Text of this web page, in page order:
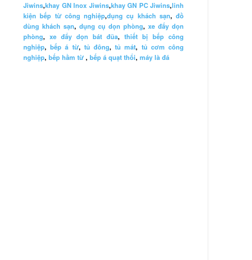
Jiwins,khay GN Inox Jiwins,khay GN PC Jiwins,linh
kiện bếp từ công nghiệp,dụng cụ khách sạn, đồ
dùng khách sạn, dụng cụ dọn phòng, xe đẩy dọn
phòng, xe đẩy dọn bát đũa, thiết bị bếp công
nghiệp,bếp á từ, tủ đông,tủ mát, tủ cơm công
nghiệp, bếp hầm từ , bếp á quạt thổi, máy là đá